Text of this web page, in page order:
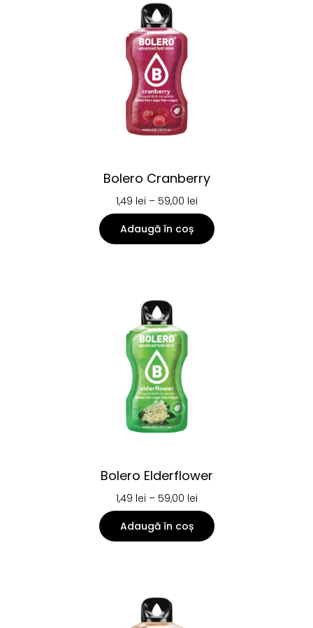
Bolero Cranberry
1,49 lei – 59,00 lei
Adaugă în coș
Bolero Elderflower
1,49 lei – 59,00 lei
Adaugă în coș